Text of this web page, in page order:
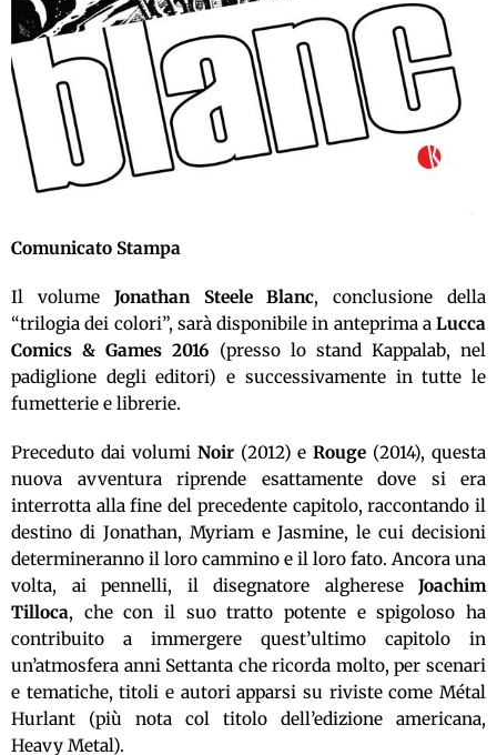
Comunicato Stampa
Il volume Jonathan Steele Blanc, conclusione della
“trilogia dei colori”, sarà disponibile in anteprima a Lucca
Comics & Games 2016 (presso lo stand Kappalab, nel
padiglione degli editori) e successivamente in tutte le
fumetterie e librerie.
Preceduto dai volumi Noir (2012) eRouge (2014), questa
nuova avventura riprende esattamente dove si era
interrotta alla fine del precedente capitolo, raccontando il
destino di Jonathan, Myriam e Jasmine, le cui decisioni
determineranno il loro cammino e il loro fato. Ancora una
volta, ai pennelli, il disegnatore algherese Joachim
Tilloca, che con il suo tratto potente e spigoloso ha
contribuito a immergere quest’ultimo capitolo in
un’atmosfera anni Settanta che ricorda molto, per scenari
e tematiche, titoli e autori apparsi su riviste come Métal
Hurlant (più nota col titolo dell’edizione americana,
Heavy Metal).